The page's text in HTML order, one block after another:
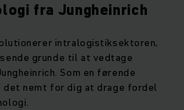
fra Jungheinrich
intralogistiksektoren,
grunde til at vedtage
Som en førende
det nemt for dig at drage fordel